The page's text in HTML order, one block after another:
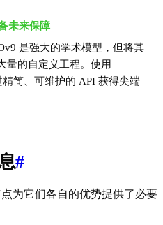
未来保障
是强大的学术模型，但将其
量的自定义工程。使用
精简、可维护的 API 获得尖端
#
为它们各自的优势提供了必要